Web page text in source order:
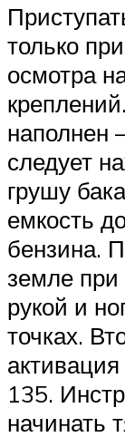
только
осмотра
наполнен
следует
грушу
емкость
бензина.
земле при
рукой и
точках.
135.
начинать